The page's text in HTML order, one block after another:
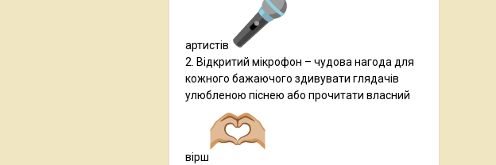
артистів
2. Відкритий мікрофон – чудова нагода для
кожного бажаючого здивувати глядачів
улюбленою піснею або прочитати власний
вірш